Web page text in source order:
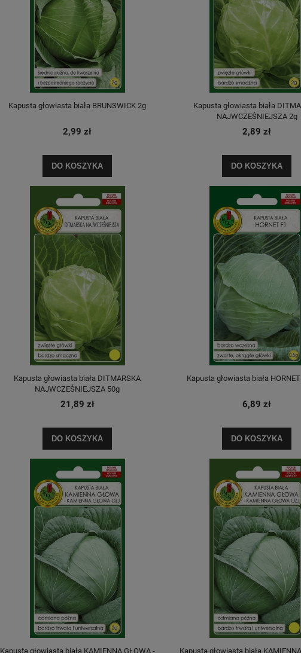
Kapusta głowiasta biała BRUNSWICK 2g
2,99 zł
DO KOSZYKA
Kapusta głowiasta biała
NAJWCZEŚNIEJSZA 2g
2,89 zł
DO KOSZYKA
Kapusta głowiasta biała DITMARSKA
NAJWCZEŚNIEJSZA 50g
21,89 zł
DO KOSZYKA
Kapusta głowiasta biała
6,89 zł
DO KOSZYKA
Kapusta głowiasta biała KAMIENNA GŁOWA - Kapusta głowiasta biała